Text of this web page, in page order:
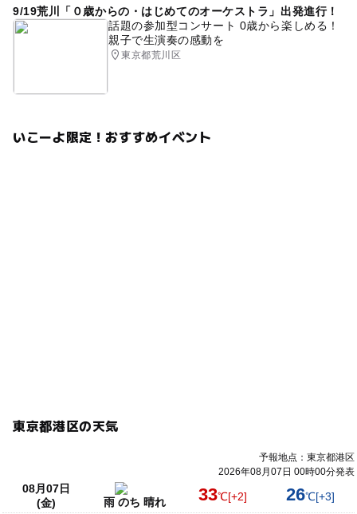
9/19荒川「０歳からの・はじめてのオーケストラ」出発進行！
話題の参加型コンサート 0歳から楽しめる！
親子で生演奏の感動を
東京都荒川区
いこーよ限定！おすすめイベント
東京都港区の天気
予報地点：東京都港区
2026年08月07日 00時00分発表
08月07日
(金)
雨 のち 晴れ 33℃[+2] 26℃[+3]